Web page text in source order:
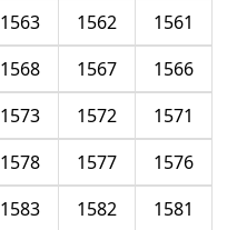
1561
1562
1563
1566
1567
1568
1571
1572
1573
1576
1577
1578
1581
1582
1583